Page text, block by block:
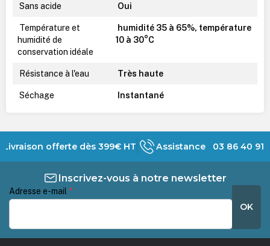
Sans acide Oui
Température et
humidité de
conservation idéale
humidité 35 à 65%, température
10 à 30°C
Résistance à l'eau Très haute
Séchage Instantané
Livraison offerte dès 399€ HT Assistance 03 86 40 91
Inscrivez-vous à notre newsletter
Adresse e-mail *
OK